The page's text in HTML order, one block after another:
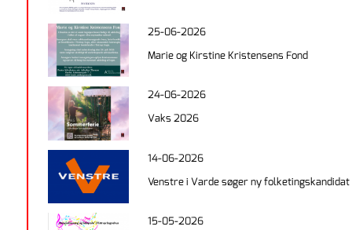
25-06-2026
Marie og Kirstine Kristensens Fond
24-06-2026
Vaks 2026
14-06-2026
Venstre i Varde søger ny folketingskandidat
15-05-2026